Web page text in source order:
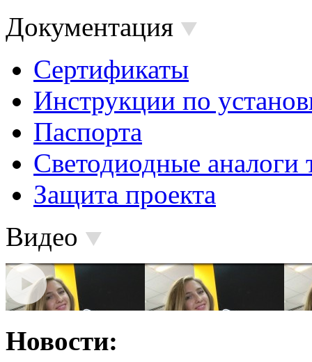
Документация
Сертификаты
Инструкции по
Паспорта
Светодиодные аналоги
Защита проекта
Видео
Новости: